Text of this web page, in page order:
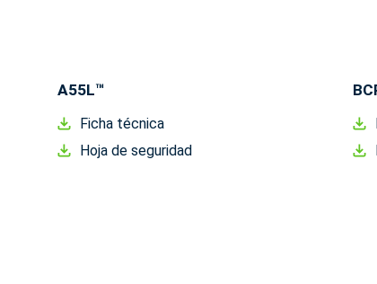
A55L™
Ficha técnica
Hoja de seguridad